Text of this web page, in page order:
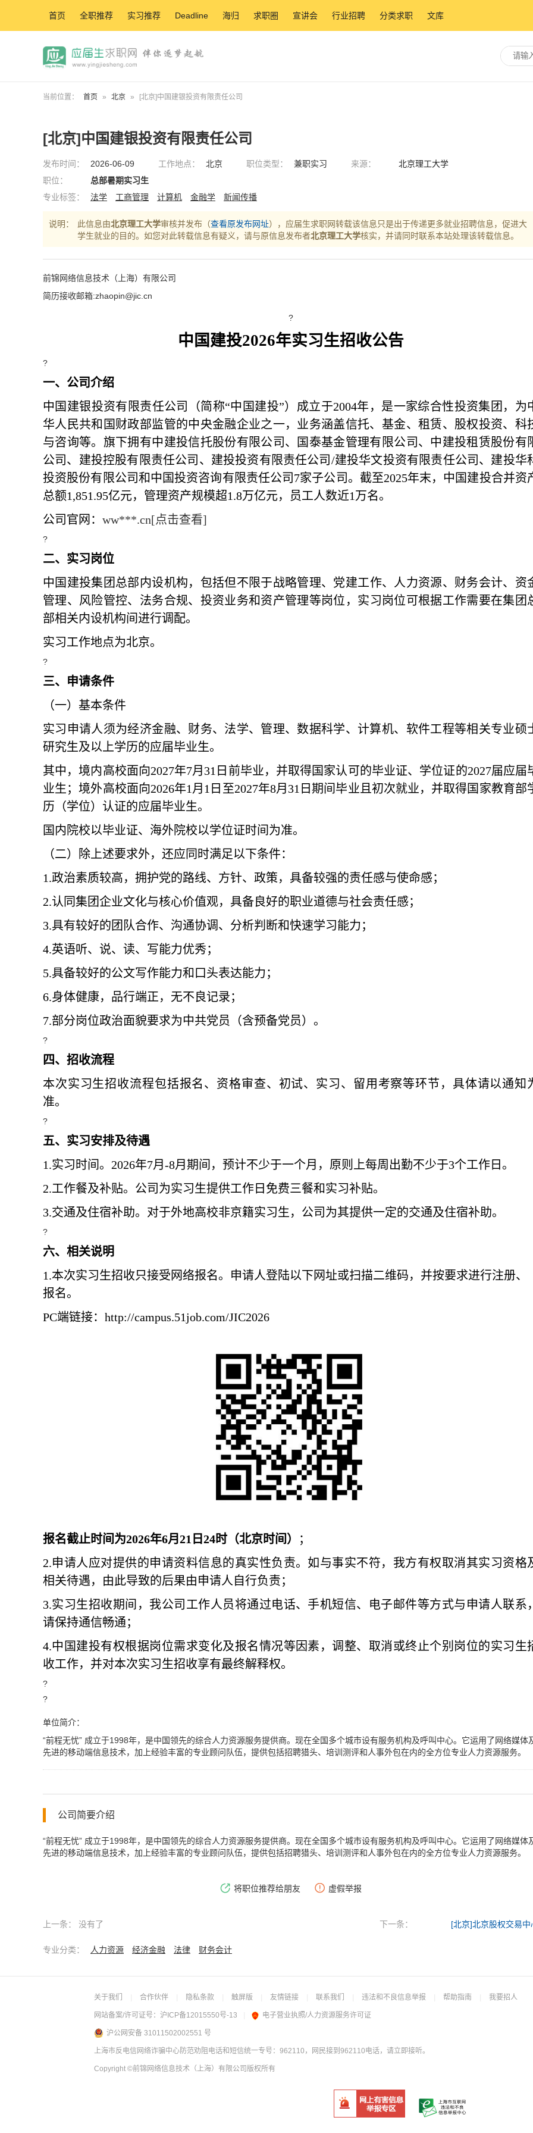
首页 全职推荐 实习推荐 Deadline 海归 求职圈 宣讲会 行业招聘 分类求职 文库
当前位置： 首页 » 北京 » [北京]中国建银投资有限责任公司
[北京]中国建银投资有限责任公司
发布时间： 2026-06-09 工作地点： 北京 职位类型： 兼职实习 来源：
北京理工大学
职位：
总部暑期实习生
专业标签：
法学 工商管理 计算机 金融学 新闻传播
说明： 此信息由北京理工大学审核并发布（查看原发布网址），应届生求职网转载该信息只是出于传递更多就业招聘信息，促进大
学生就业的目的。如您对此转载信息有疑义，请与原信息发布者北京理工大学核实，并请同时联系本站处理该转载信息。
前锦网络信息技术（上海）有限公司
简历接收邮箱:zhaopin@jic.cn
?
中国建投2026年实习生招收公告
?
一、 公司 介绍
中国建银投资有限责任公司（简称“中国建投”）成立于2004年，是一家综合性投资集团，为
华人民共和国财政部监管的中央金融企业之一，业务涵盖信托、基金、租赁、股权投资、科
与咨询等。旗下拥有中建投信托股份有限公司、国泰基金管理有限公司、中建投租赁股份有
公司、建投控股有限责任公司、建投投资有限责任公司/建投华文投资有限责任公司、建投华
投资股份有限公司和中国投资咨询有限责任公司7家子公司。截至2025年末，中国建投合并资
总额1,851.95亿元，管理资产规模超1.8万亿元，员工人数近1万名。
公司 官网： ww***.cn[点击查看]
?
二、 实习岗位
中国 建投集团总部内设机构， 包括但不限于战略管理、 党建工作、人力资源、财务会计、资
管理、风险管控、 法务合规、 投资业务和资产管理等岗位， 实习岗位可根据工作需要在集团
部相关内设机构间进行调配。
实习工作地点为北京。
?
三、 申请条件
（一）基本条件
实习申请人须为经济金融、财务、法学、管理、数据科学、计算机、软件工程等相关专业硕
研究生及以上学历的应届毕业生。
其中，境内高校面向2027年7月31日前毕业，并取得国家认可的毕业证、学位证的2027届应届
业生；境外高校面向2026年1月1日至2027年8月31日期间毕业且初次就业，并取得国家教育部
历（学位）认证的应届毕业生。
国内院校以毕业证、海外院校以学位证时间为准。
（二）除 上述要求外， 还应同时满足以下条件：
1.政治素质较高，拥护党的路线、方针、政策，具备较强的责任感与使命感；
2.认同集团企业文化与核心价值观，具备良好的职业道德与社会责任感；
3.具有较好的团队合作、沟通协调、分析判断和快速学习能力；
4.英语听、说、读、写能力优秀；
5.具备较好的公文写作能力和口头表达能力；
6.身体健康，品行端正，无不良记录；
7.部分岗位政治面貌要求为中共党员（含预备党员）。
?
四、招收流程
本次实习生招收流程包括报名、资格审查、初试、实习、 留用考察等环节，具体请以通知
准。
?
五、实习安排及待遇
1.实习 时间 。 2026年7月 -8月 期间， 预计不少于一个月 ， 原则上每周出勤不少于3个工作日 。
2.工作餐及补贴。 公司 为实习生提供工作日免费三餐和实习补贴。
3.交通及住宿补助。对于外地高校非京籍实习生，公司为其提供一定的交通及住宿补助。
?
六、相关说明
1.本次实习生招收只接受网络报名。申请人登陆以下网址或扫描二维码， 并按要求进行注册、
报名。
PC端链接： http://campus.51job.com/JIC2026
报名截止时间为2026年6月21日24时（北京时间）
；
2.申请人应对提供的申请资料信息的真实性负责。如与事实不符，我方有权取消其实习资格
相关待遇， 由此导致的后果由申请人自行负责；
3.实习生招收期间，我公司工作人员将通过电话、手机短信、电子邮件等方式与申请人联系
请保持通信畅通；
4.中国建投有权根据岗位需求变化及报名情况等因素，调整、取消或终止个别岗位的实习生
收工作，并对本次实习生招收享有最终解释权。
?
?
单位简介：
“前程无忧” 成立于1998年，是中国领先的综合人力资源服务提供商。现在全国多个城市设有服务机构及呼叫中心。它运用了网络媒体
先进的移动端信息技术，加上经验丰富的专业顾问队伍，提供包括招聘猎头、培训测评和人事外包在内的全方位专业人力资源服务。
公司简要介绍
“前程无忧” 成立于1998年，是中国领先的综合人力资源服务提供商。现在全国多个城市设有服务机构及呼叫中心。它运用了网络媒体
先进的移动端信息技术，加上经验丰富的专业顾问队伍，提供包括招聘猎头、培训测评和人事外包在内的全方位专业人力资源服务。
将职位推荐给朋友 虚假举报
上一条： 没有了 下一条： [北京]北京股权交易中
专业分类： 人力资源 经济金融 法律 财务会计
关于我们 合作伙伴 隐私条款 触屏版 友情链接 联系我们 违法和不良信息举报 帮助指南 我要招人
网站备案/许可证号： 沪ICP备12015550号-13 电子营业执照/人力资源服务许可证
沪公网安备 31011502002551 号
上海市反电信网络诈骗中心防范劝阻电话和短信统一专号：962110，网民接到962110电话，请立即接听。
Copyright ©前锦网络信息技术（上海）有限公司 版权所有